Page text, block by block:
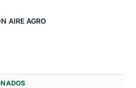
AIRE AGRO